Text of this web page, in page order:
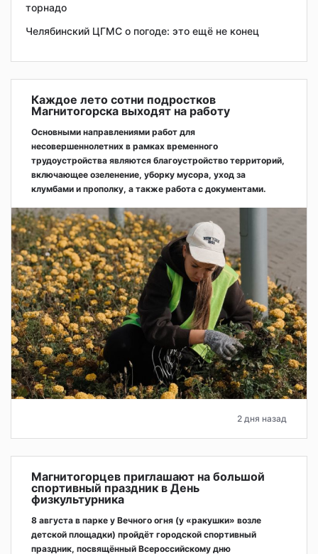
торнадо
Челябинский ЦГМС о погоде: это ещё не конец
Каждое лето сотни подростков
Магнитогорска выходят на работу
Основными направлениями работ для
несовершеннолетних в рамках временного
трудоустройства являются благоустройство территорий,
включающее озеленение, уборку мусора, уход за
клумбами и прополку, а также работа с документами.
2 дня назад
Магнитогорцев приглашают на большой
спортивный праздник в День
физкультурника
8 августа в парке у Вечного огня (у «ракушки» возле
детской площадки) пройдёт городской спортивный
праздник, посвящённый Всероссийскому дню